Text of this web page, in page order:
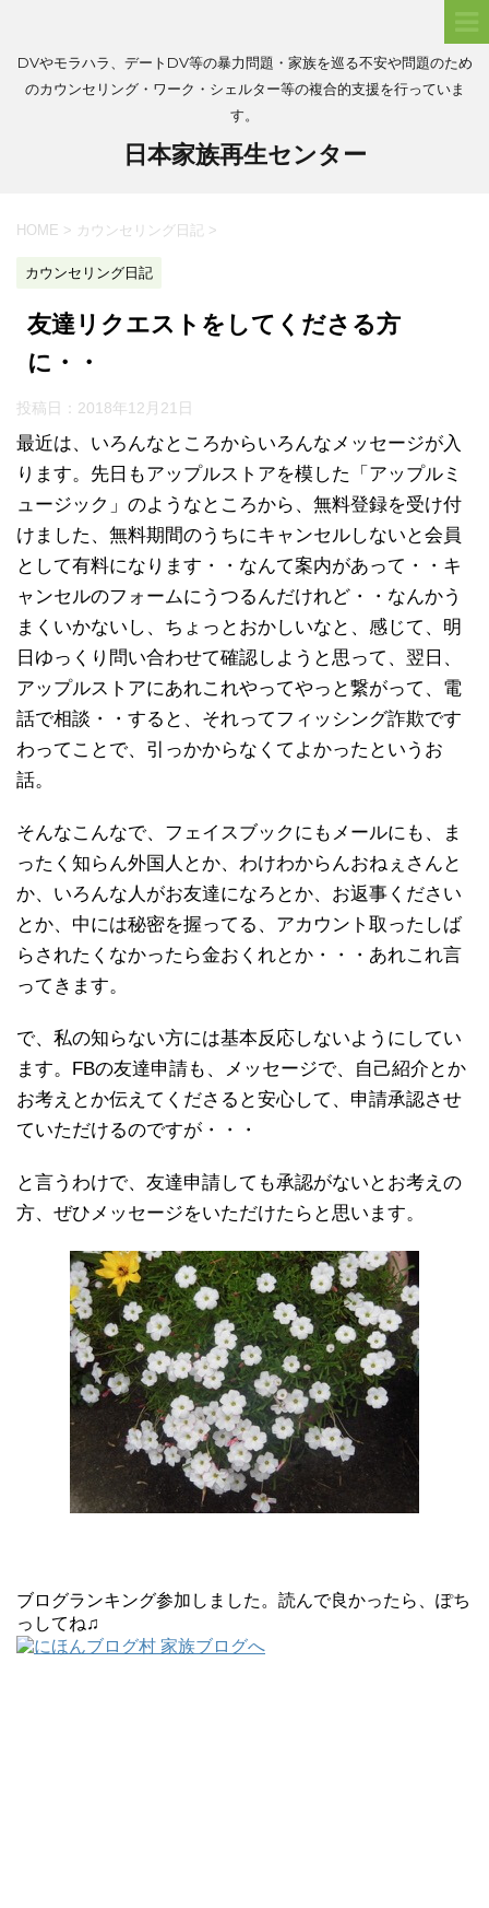
DVやモラハラ、デートDV等の暴力問題・家族を巡る不安や問題のため
のカウンセリング・ワーク・シェルター等の複合的支援を行っていま
す。
日本家族再生センター
HOME > カウンセリング日記 >
カウンセリング日記
友達リクエストをしてくださる方
に・・
投稿日： 2018年12月21日
最近は、いろんなところからいろんなメッセージが入
ります。先日もアップルストアを模した「アップルミ
ュージック」のようなところから、無料登録を受け付
けました、無料期間のうちにキャンセルしないと会員
として有料になります・・なんて案内があって・・キ
ャンセルのフォームにうつるんだけれど・・なんかう
まくいかないし、ちょっとおかしいなと、感じて、明
日ゆっくり問い合わせて確認しようと思って、翌日、
アップルストアにあれこれやってやっと繋がって、電
話で相談・・すると、それってフィッシング詐欺です
わってことで、引っかからなくてよかったというお
話。
そんなこんなで、フェイスブックにもメールにも、ま
ったく知らん外国人とか、わけわからんおねぇさんと
か、いろんな人がお友達になろとか、お返事ください
とか、中には秘密を握ってる、アカウント取ったしば
らされたくなかったら金おくれとか・・・あれこれ言
ってきます。
で、私の知らない方には基本反応しないようにしてい
ます。FBの友達申請も、メッセージで、自己紹介とか
お考えとか伝えてくださると安心して、申請承認させ
ていただけるのですが・・・
と言うわけで、友達申請しても承認がないとお考えの
方、ぜひメッセージをいただけたらと思います。
ブログランキング参加しました。読んで良かったら、ぽち
っしてね♫